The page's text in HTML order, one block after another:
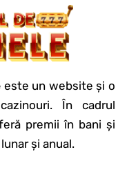
este un website și o
În cadrul
premii în bani și
și anual.